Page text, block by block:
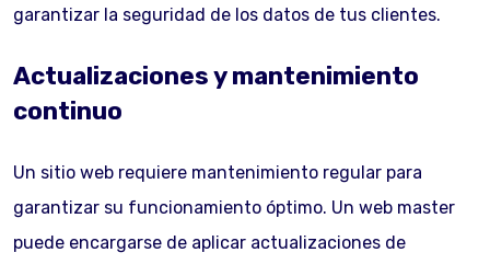
garantizar la seguridad de los datos de tus clientes.
Actualizaciones y mantenimiento
continuo
Un sitio web requiere mantenimiento regular para
garantizar su funcionamiento óptimo. Un web master
puede encargarse de aplicar actualizaciones de